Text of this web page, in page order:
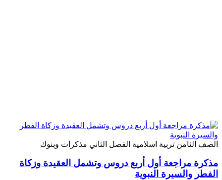
الصف الثامن تربية اسلامية الفصل الثاني مذكرات وبنوك
مذكرة مراجعة أول أربع دروس وتشمل العقيدة وزكاة
الفطر والسيرة النبوية